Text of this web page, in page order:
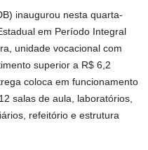
inaugurou nesta quarta-
em Período Integral
unidade vocacional com
superior a R$ 6,2
coloca em funcionamento
salas de aula, laboratórios,
refeitório e estrutura